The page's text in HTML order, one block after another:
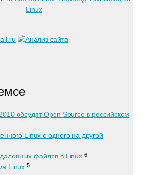
обсудят Open Source в российском
Linux с одного на другой
файлов в Linux 6
Linux 5